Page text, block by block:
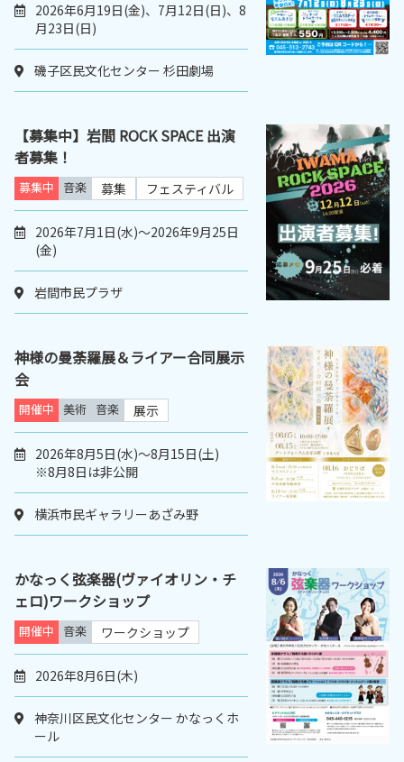
2026年6月19日(金)、7月12日(日)、8
月23日(日)
磯子区民文化センター 杉田劇場
【募集中】岩間 ROCK SPACE 出演
者募集！
募集中 音楽 募集 フェスティバル
2026年7月1日(水)～2026年9月25日
(金)
岩間市民プラザ
神様の曼荼羅展＆ライアー合同展示
会
開催中 美術 音楽 展示
2026年8月5日(水)～8月15日(土)
※8月8日は非公開
横浜市民ギャラリーあざみ野
かなっく弦楽器(ヴァイオリン・チ
ェロ)ワークショップ
開催中 音楽 ワークショップ
2026年8月6日(木)
神奈川区民文化センター かなっくホ
ール